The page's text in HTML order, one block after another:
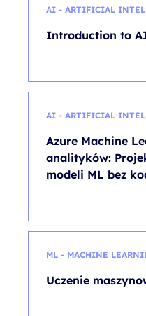
AI - ARTIFICIAL
Introduction to
AI - ARTIFICIAL
Azure Machine
analityków:
modeli ML bez
ML - MACHINE
Uczenie